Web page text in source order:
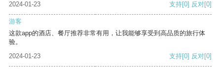
2024-01-23 支持[0] 反对[0]
游客
这款app的酒店、餐厅推荐非常有用，让我能够享受到高品质的旅行体
验。
2024-01-23
支持[0] 反对[0]